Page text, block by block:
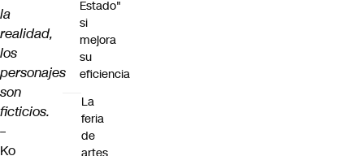
la
realidad,
los
personajes
son
ficticios.
–
Ko
Estado"
si
mejora
su
eficiencia
La
feria
de
artes